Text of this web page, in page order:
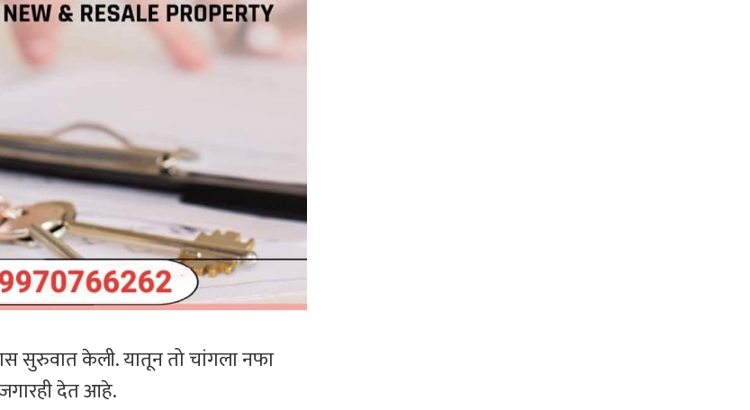
सुरुवात केली. यातून तो चांगला नफा
देत ​​आहे.